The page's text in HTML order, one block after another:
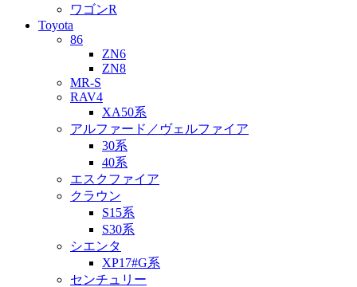
ワゴンR
Toyota
86
ZN6
ZN8
MR-S
RAV4
XA50系
アルファード／ヴェルファイア
30系
40系
エスクファイア
クラウン
S15系
S30系
シエンタ
XP17#G系
センチュリー